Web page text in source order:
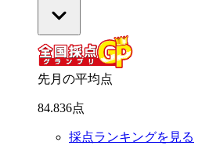
先月の平均点
84.836点
採点ランキングを見る